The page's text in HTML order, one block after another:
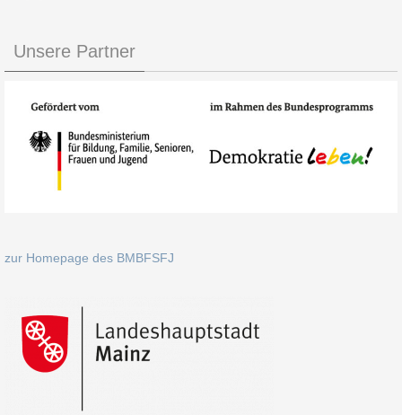
Unsere Partner
zur Homepage des BMBFSFJ